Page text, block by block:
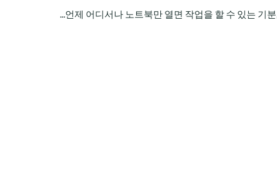
...언제 어디서나 노트북만 열면 작업을 할 수 있는 기